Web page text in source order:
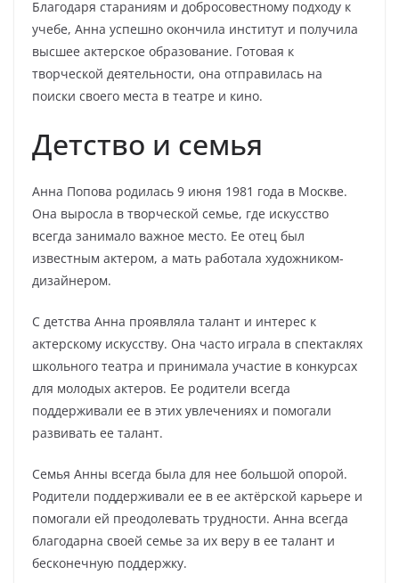
Благодаря стараниям и добросовестному подходу к
учебе, Анна успешно окончила институт и получила
высшее актерское образование. Готовая к
творческой деятельности, она отправилась на
поиски своего места в театре и кино.
Детство и семья
Анна Попова родилась 9 июня 1981 года в Москве.
Она выросла в творческой семье, где искусство
всегда занимало важное место. Ее отец был
известным актером, а мать работала художником-
дизайнером.
С детства Анна проявляла талант и интерес к
актерскому искусству. Она часто играла в спектаклях
школьного театра и принимала участие в конкурсах
для молодых актеров. Ее родители всегда
поддерживали ее в этих увлечениях и помогали
развивать ее талант.
Семья Анны всегда была для нее большой опорой.
Родители поддерживали ее в ее актёрской карьере и
помогали ей преодолевать трудности. Анна всегда
благодарна своей семье за их веру в ее талант и
бесконечную поддержку.